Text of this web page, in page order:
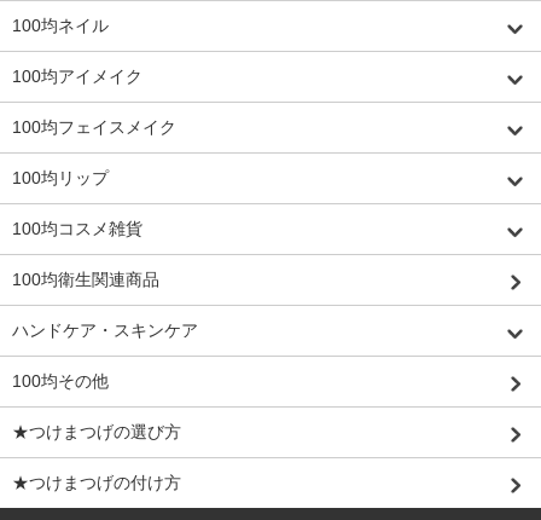
100均ネイル
100均アイメイク
100均フェイスメイク
100均リップ
100均コスメ雑貨
100均衛生関連商品
ハンドケア・スキンケア
100均その他
★つけまつげの選び方
★つけまつげの付け方